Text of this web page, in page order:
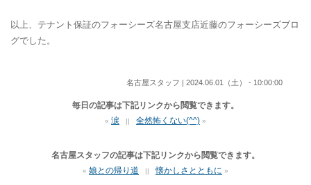
以上、テナント保証のフォーシーズ名古屋支店近藤のフォーシーズブロ
グでした。
名古屋スタッフ | 2024.06.01（土） - 10:00:00
毎日の記事は下記リンクから閲覧できます。
« 涙 || 全然怖くない(^^) »
名古屋スタッフの記事は下記リンクから閲覧できます。
« 娘との帰り道 ||懐かしさとともに »